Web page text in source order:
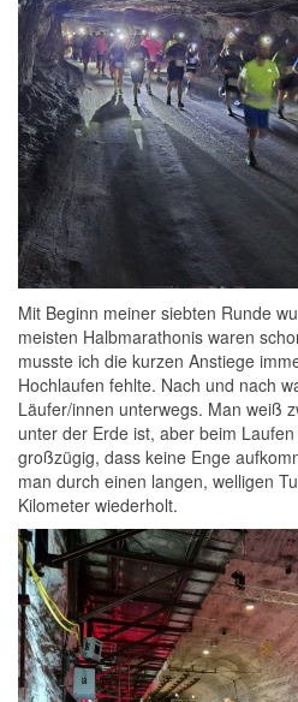
Mit Beginn meiner siebten Runde
meisten Halbmarathonis waren
musste ich die kurzen Anstiege
Hochlaufen fehlte. Nach und nach
Läufer/innen unterwegs. Man weiß
unter der Erde ist, aber beim
großzügig, dass keine Enge
man durch einen langen, welligen
Kilometer wiederholt.